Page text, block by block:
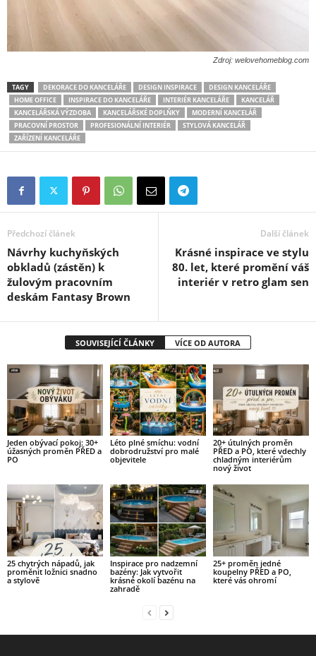
Zdroj: welovehomeblog.com
TAGY DEKORACE DO KANCELÁŘE DESIGN INSPIRACE
DESIGN KANCELÁŘE
HOME OFFICE
INSPIRACE DO KANCELÁŘE INTERIÉR KANCELÁŘE
KANCELÁŘ
KANCELÁŘSKÁ VÝZDOBA
KANCELÁŘSKÉ DOPLŇKY
MODERNÍ KANCELÁŘ
PRACOVNÍ PROSTOR
PROFESIONÁLNÍ INTERIÉR
STYLOVÁ KANCELÁŘ
ZAŘÍZENÍ KANCELÁŘE
Předchozí článek
Návrhy kuchyňských
obkladů (zástěn) k
žulovým pracovním
deskám Fantasy Brown
Další článek
Krásné inspirace ve stylu
80. let, které promění váš
interiér v retro glam sen
SOUVISEJÍCÍ ČLÁNKY VÍCE OD AUTORA
Jeden obývací pokoj: 30+
úžasných proměn PŘED a
PO
Léto plné smíchu: vodní
dobrodružství pro malé
objevitele
20+ útulných proměn
PŘED a PO, které vdechly
chladným interiérům
nový život
25 chytrých nápadů, jak
proměnit ložnici snadno
a stylově
Inspirace pro nadzemní
bazény: Jak vytvořit
krásné okolí bazénu na
zahradě
25+ proměn jedné
koupelny PŘED a PO,
které vás ohromí